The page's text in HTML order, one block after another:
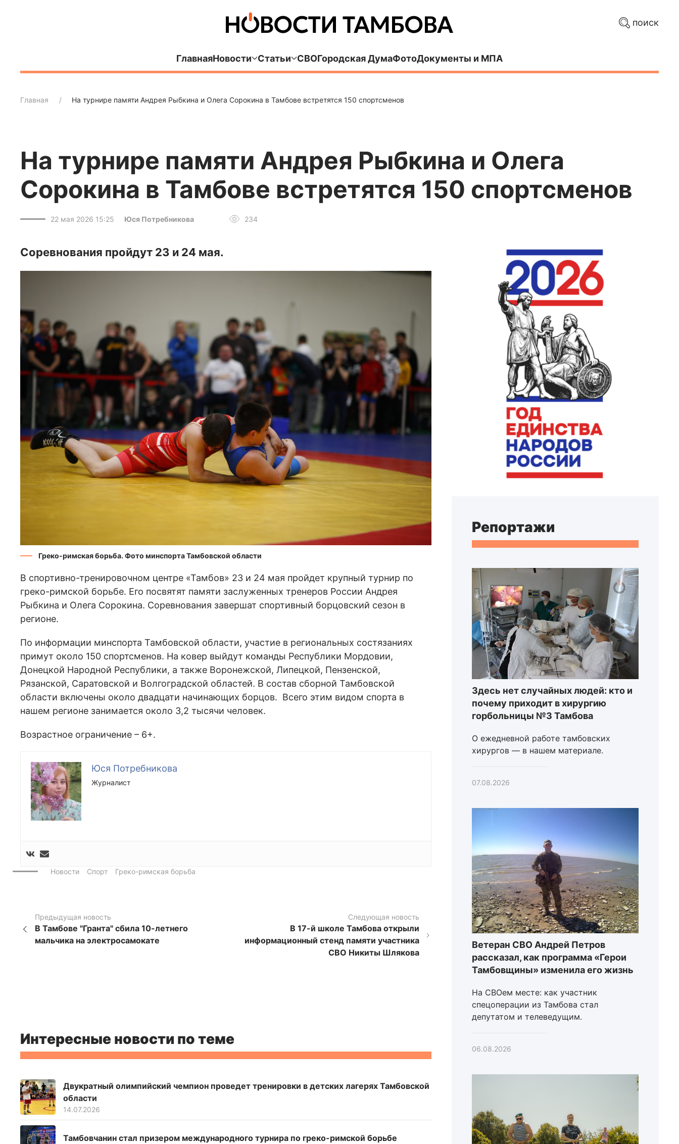
поиск
ГлавнаяНовости Статьи СВОГородская ДумаФотоДокументы и МПА
Главная На турнире памяти Андрея Рыбкина и Олега Сорокина в Тамбове встретятся 150 спортсменов
На турнире памяти Андрея Рыбкина и Олега
Сорокина в Тамбове встретятся 150 спортсменов
22 мая 2026 15:25 Юся Потребникова 234
Соревнования пройдут 23 и 24 мая.
Греко-римская борьба. Фото минспорта Тамбовской области
В спортивно-тренировочном центре «Тамбов» 23 и 24 мая пройдет крупный турнир по
греко-римской борьбе. Его посвятят памяти заслуженных тренеров России Андрея
Рыбкина и Олега Сорокина. Соревнования завершат спортивный борцовский сезон в
регионе.
По информации минспорта Тамбовской области, участие в региональных состязаниях
примут около 150 спортсменов. На ковер выйдут команды Республики Мордовии,
Донецкой Народной Республики, а также Воронежской, Липецкой, Пензенской,
Рязанской, Саратовской и Волгоградской областей. В состав сборной Тамбовской
области включены около двадцати начинающих борцов. Всего этим видом спорта в
нашем регионе занимается около 3,2 тысячи человек.
Возрастное ограничение – 6+.
Юся Потребникова
Журналист
Новости Спорт Греко-римская борьба
Предыдущая новость
В Тамбове "Гранта" сбила 10-летнего
мальчика на электросамокате
Следующая новость
В 17-й школе Тамбова открыли
информационный стенд памяти участника
СВО Никиты Шлякова
Интересные новости по теме
Двукратный олимпийский чемпион проведет тренировки в детских лагерях Тамбовской
области
14.07.2026
Тамбовчанин стал призером международного турнира по греко-римской борьбе
Репортажи
Здесь нет случайных людей: кто и
почему приходит в хирургию
горбольницы №3 Тамбова
О ежедневной работе тамбовских
хирургов — в нашем материале.
07.08.2026
Ветеран СВО Андрей Петров
рассказал, как программа «Герои
Тамбовщины» изменила его жизнь
На СВОем месте: как участник
спецоперации из Тамбова стал
депутатом и телеведущим.
06.08.2026